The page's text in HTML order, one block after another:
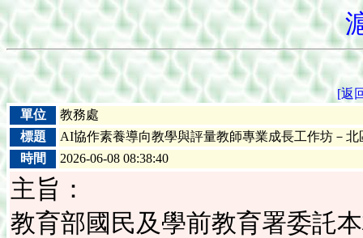
[返
單位
教務處
標題
AI協作素養導向教學與評量教師專業成長工作坊－北
時間
2026-06-08 08:38:40
主旨：
教育部國民及學前教育署委託